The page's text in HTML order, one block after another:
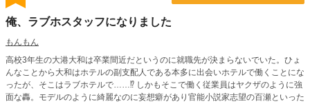
俺、ラブホスタッフになりました
もんもん
高校3年生の大港大和は卒業間近だというのに就職先が決まらないでいた。ひょ
んなことから大和はホテルの副支配人である本多に出会いホテルで働くことにな
ったが、そこはラブホテルで……⁉ しかもそこで働く従業員はヤクザのように強
面な轟。モデルのように綺麗なのに妄想癖があり官能小説家志望の百瀬といった